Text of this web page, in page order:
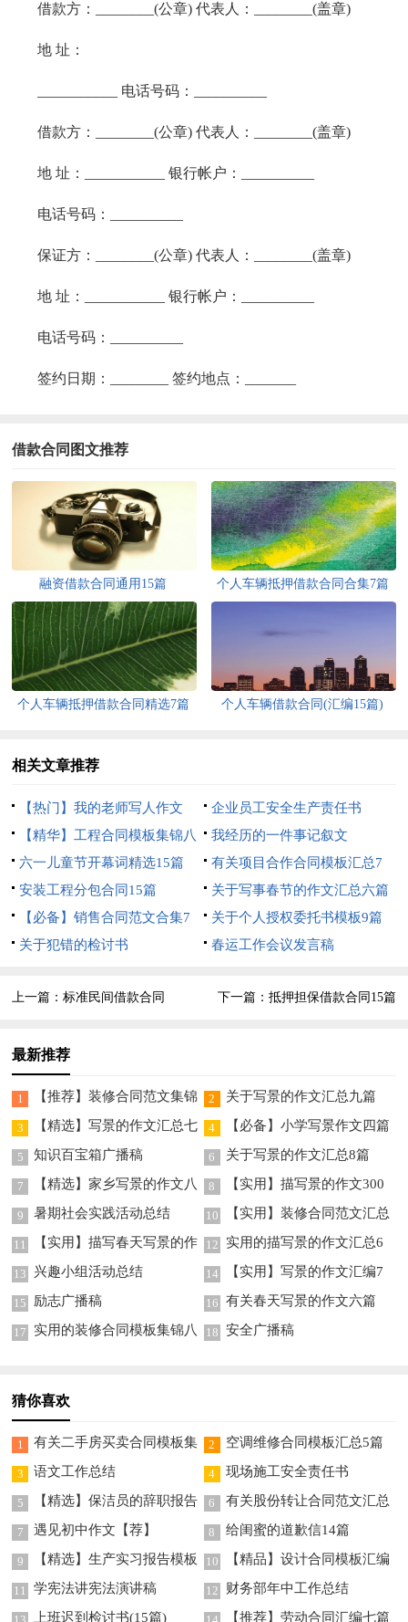
借款方：________(公章) 代表人：________(盖章)
地 址：
___________ 电话号码：__________
借款方：________(公章) 代表人：________(盖章)
地 址：___________ 银行帐户：__________
电话号码：__________
保证方：________(公章) 代表人：________(盖章)
地 址：___________ 银行帐户：__________
电话号码：__________
签约日期：________ 签约地点：_______
借款合同图文推荐
融资借款合同通用15篇 个人车辆抵押借款合同合集7篇
个人车辆抵押借款合同精选7篇 个人车辆借款合同(汇编15篇)
相关文章推荐
【热门】我的老师写人作文
300字3篇
企业员工安全生产责任书
【精华】工程合同模板集锦八
篇
我经历的一件事记叙文
六一儿童节开幕词精选15篇
有关项目合作合同模板汇总7
篇
安装工程分包合同15篇
关于写事春节的作文汇总六篇
【必备】销售合同范文合集7
篇
关于个人授权委托书模板9篇
关于犯错的检讨书
春运工作会议发言稿
上一篇：标准民间借款合同 下一篇： 抵押担保借款合同15篇
最新推荐
1
【推荐】装修合同范文集锦
9篇
2 关于写景的作文汇总九篇
3
【精选】写景的作文汇总七
篇
4 【必备】小学写景作文四篇
5 知识百宝箱广播稿 6 关于写景的作文汇总8篇
7
【精选】家乡写景的作文八
篇
8
【实用】描写景的作文300
字九篇
9 暑期社会实践活动总结 10
【实用】装修合同范文汇总
5篇
11
【实用】描写春天写景的作
文合集7篇
12
实用的描写景的作文汇总6
篇
13 兴趣小组活动总结 14
【实用】写景的作文汇编7
篇
15 励志广播稿 16 有关春天写景的作文六篇
17
实用的装修合同模板集锦八
18 安全广播稿
猜你喜欢
1
有关二手房买卖合同模板集
合九篇
2 空调维修合同模板汇总5篇
3 语文工作总结 4 现场施工安全责任书
5
【精选】保洁员的辞职报告
三篇
6
有关股份转让合同范文汇总
9篇
7 遇见初中作文【荐】 8 给闺蜜的道歉信14篇
9
【精选】生产实习报告模板
集锦7篇
10
【精品】设计合同模板汇编
九篇
11 学宪法讲宪法演讲稿 12 财务部年中工作总结
上班迟到检讨书(15篇) 【推荐】劳动合同汇编七篇